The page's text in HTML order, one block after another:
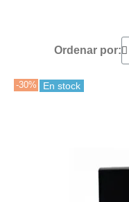
Ordenar por:
-30% En stock